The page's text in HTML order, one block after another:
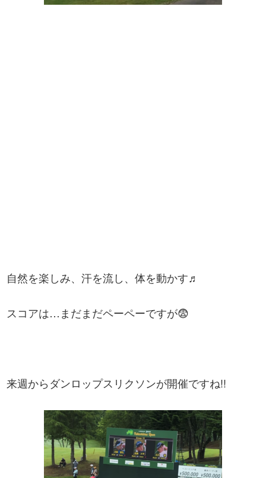
自然を楽しみ、汗を流し、体を動かす♬
スコアは…まだまだペーペーですが😨
来週からダンロップスリクソンが開催ですね!!